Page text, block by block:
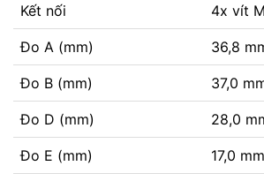
Kết nối 4x vít
Đo A (mm) 36,8
Đo B (mm) 37,0
Đo D (mm) 28,0
Đo E (mm) 17,0 mm